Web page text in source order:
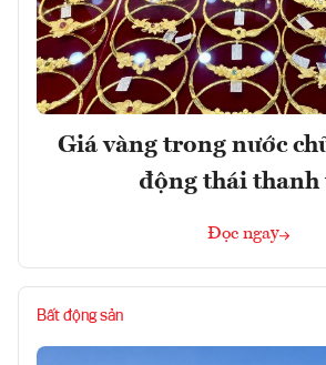
Giá vàng trong nước
động thái thanh
Đọc ngay
Bất động sản